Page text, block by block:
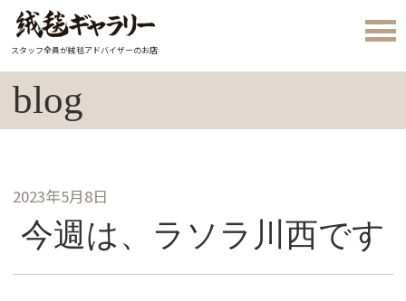
スタッフ全員が絨毯アドバイザーのお店
blog
2023年5月8日
今週は、ラソラ川西です